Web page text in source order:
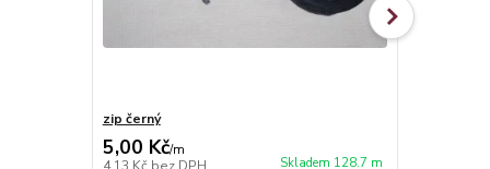
zip černý
5,00 Kč/m
4,13 Kč bez DPH Skladem 128.7 m